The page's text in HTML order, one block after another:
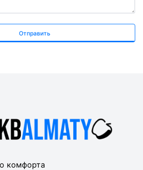
Отправить
комфорта